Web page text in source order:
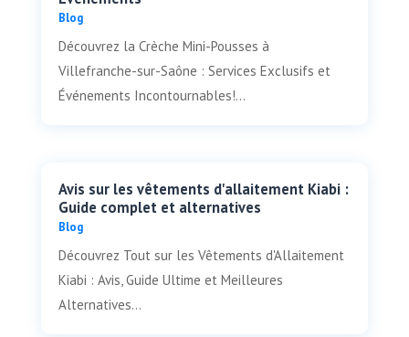
Blog
Découvrez la Crèche Mini-Pousses à
Villefranche-sur-Saône : Services Exclusifs et
Événements Incontournables!...
Avis sur les vêtements d'allaitement Kiabi :
Guide complet et alternatives
Blog
Découvrez Tout sur les Vêtements d'Allaitement
Kiabi : Avis, Guide Ultime et Meilleures
Alternatives...